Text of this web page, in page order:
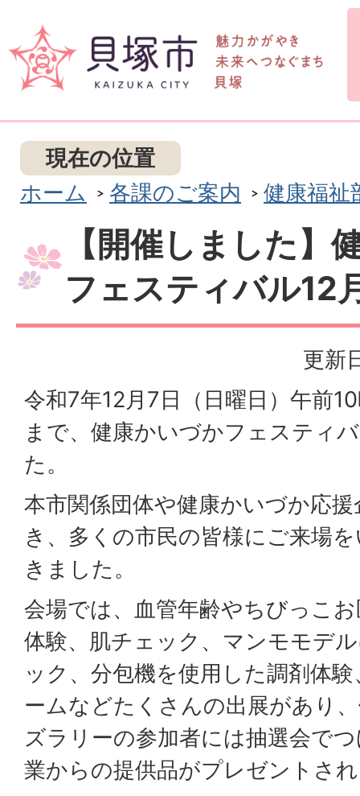
現在の位置
ホーム
各課のご案内 健康福祉
【開催しました】
フェスティバル12
更新
令和7年12月7日（日曜日）午前
まで、健康かいづかフェスティ
た。
本市関係団体や健康かいづか応
き、多くの市民の皆様にご来場
きました。
会場では、血管年齢やちびっこ
体験、肌チェック、マンモモデ
ック、分包機を使用した調剤体
ームなどたくさんの出展があり
ズラリーの参加者には抽選会で
業からの提供品がプレゼントさ